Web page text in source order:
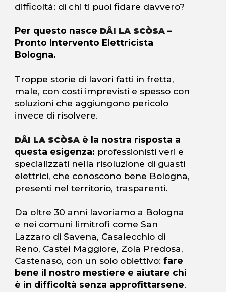
difficoltà: di chi ti puoi fidare davvero?
Per questo nasce DÂI LA SCÒSA –
Pronto Intervento Elettricista
Bologna.
Troppe storie di lavori fatti in fretta,
male, con costi imprevisti e spesso con
soluzioni che aggiungono pericolo
invece di risolvere.
DÂI LA SCÒSA è la nostra risposta a
questa esigenza: professionisti veri e
specializzati nella risoluzione di guasti
elettrici, che conoscono bene Bologna,
presenti nel territorio, trasparenti.
Da oltre 30 anni lavoriamo a Bologna
e nei comuni limitrofi come San
Lazzaro di Savena, Casalecchio di
Reno, Castel Maggiore, Zola Predosa,
Castenaso, con un solo obiettivo:fare
bene il nostro mestiere e aiutare chi
è in difficoltà senza approfittarsene.